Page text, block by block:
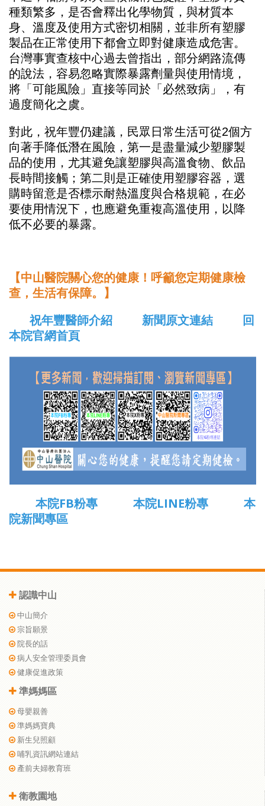
種類繁多，是否會釋出化學物質，與材質本
身、溫度及使用方式密切相關，並非所有塑膠
製品在正常使用下都會立即對健康造成危害。
台灣事實查核中心過去曾指出，部分網路流傳
的說法，容易忽略實際暴露劑量與使用情境，
將「可能風險」直接等同於「必然致病」，有
過度簡化之虞。
對此，祝年豐仍建議，民眾日常生活可從2個方
向著手降低潛在風險，第一是盡量減少塑膠製
品的使用，尤其避免讓塑膠與高溫食物、飲品
長時間接觸；第二則是正確使用塑膠容器，選
購時留意是否標示耐熱溫度與合格規範，在必
要使用情況下，也應避免重複高溫使用，以降
低不必要的暴露。
【中山醫院關心您的健康！呼籲您定期健康檢
查，生活有保障。】
祝年豐醫師介紹
新聞原文連結
回
本院官網首頁
本院FB粉專 本院LINE粉專
本
院新聞專區
認識中山
中山簡介
宗旨願景
院長的話
病人安全管理委員會
健康促進政策
準媽媽區
母嬰親善
準媽媽寶典
新生兒照顧
哺乳資訊網站連結
產前夫婦教育班
衛教園地